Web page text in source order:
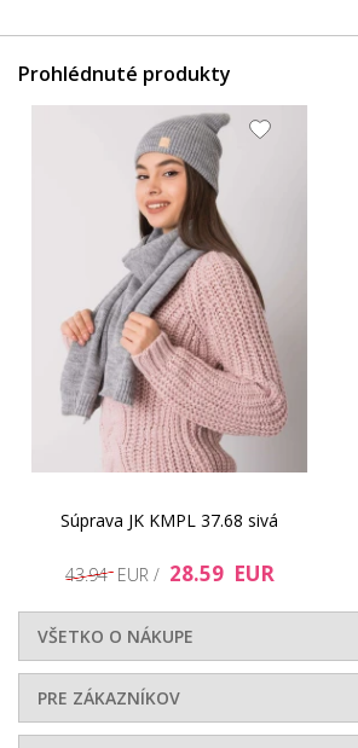
Prohlédnuté produkty
Súprava JK KMPL 37.68 sivá
43.94 EUR / 28.59 EUR
VŠETKO O NÁKUPE
PRE ZÁKAZNÍKOV